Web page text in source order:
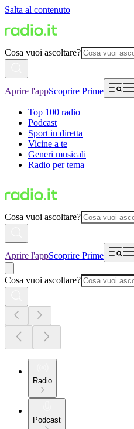
Salta al contenuto
Cosa vuoi ascoltare?
Aprire l'appScoprire Prime
Top 100 radio
Podcast
Sport in diretta
Vicine a te
Generi musicali
Radio per tema
Cosa vuoi ascoltare?
Aprire l'appScoprire Prime
Cosa vuoi ascoltare?
Radio
Podcast